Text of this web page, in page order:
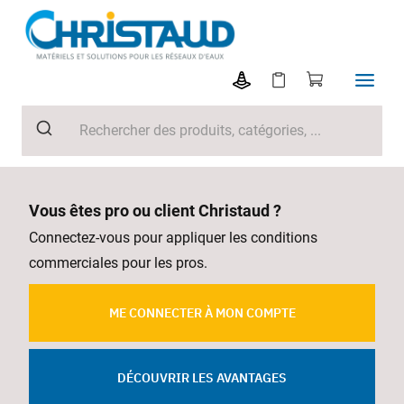
Vous êtes pro ou client Christaud ?
Connectez-vous pour appliquer les conditions
commerciales pour les pros.
ME CONNECTER À MON COMPTE
DÉCOUVRIR LES AVANTAGES